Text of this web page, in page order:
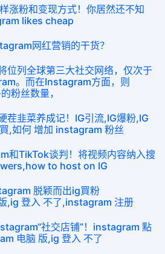
涨粉和变现方式！你居然还不知
likes cheap
网红营销的干货？
位列全球第三大社交网络，仅次于
。而在Instagram方面，则
粉丝数量，
茬韭菜养成记！IG引流,IG爆粉,IG
,如何 增加 instagram 粉丝
和TikTok谈判！将视频内容纳入搜
to host on IG
脱颖而出ig買粉
,ig 登入 不了,instagram 注册
社交店铺”！instagram 點
电脑 版,ig 登入 不了